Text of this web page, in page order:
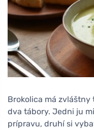
Brokolica má
dva tábory. Jedni ju
prípravu, druhí si